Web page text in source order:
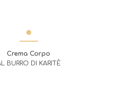
Crema Corpo
BURRO DI KARITÈ